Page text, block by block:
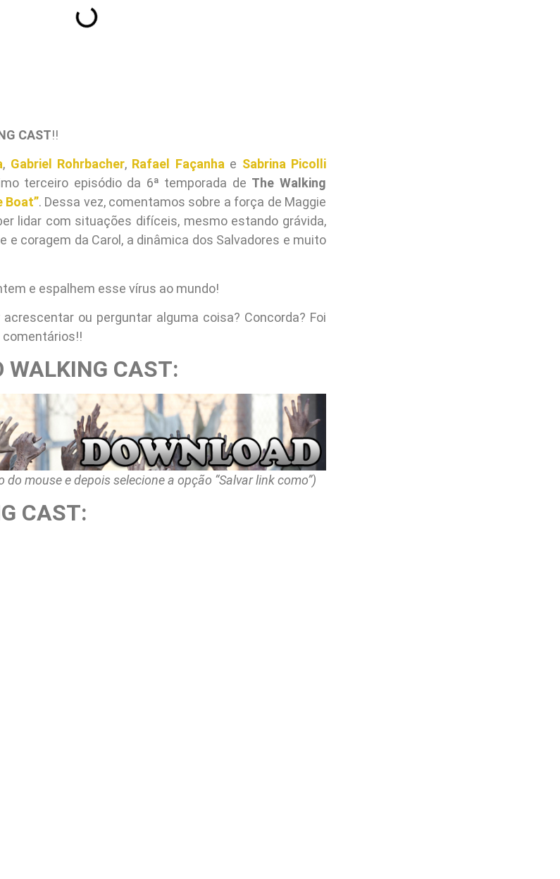
CAST!!
, Gabriel Rohrbacher, Rafael Façanha e Sabrina Picolli
terceiro episódio da 6ª temporada de The Walking
Boat”. Dessa vez, comentamos sobre a força de Maggie
lidar com situações difíceis, mesmo estando grávida,
e coragem da Carol, a dinâmica dos Salvadores e muito
e espalhem esse vírus ao mundo!
acrescentar ou perguntar alguma coisa? Concorda? Foi
comentários!!
WALKING CAST:
mouse e depois selecione a opção “Salvar link como”)
CAST: